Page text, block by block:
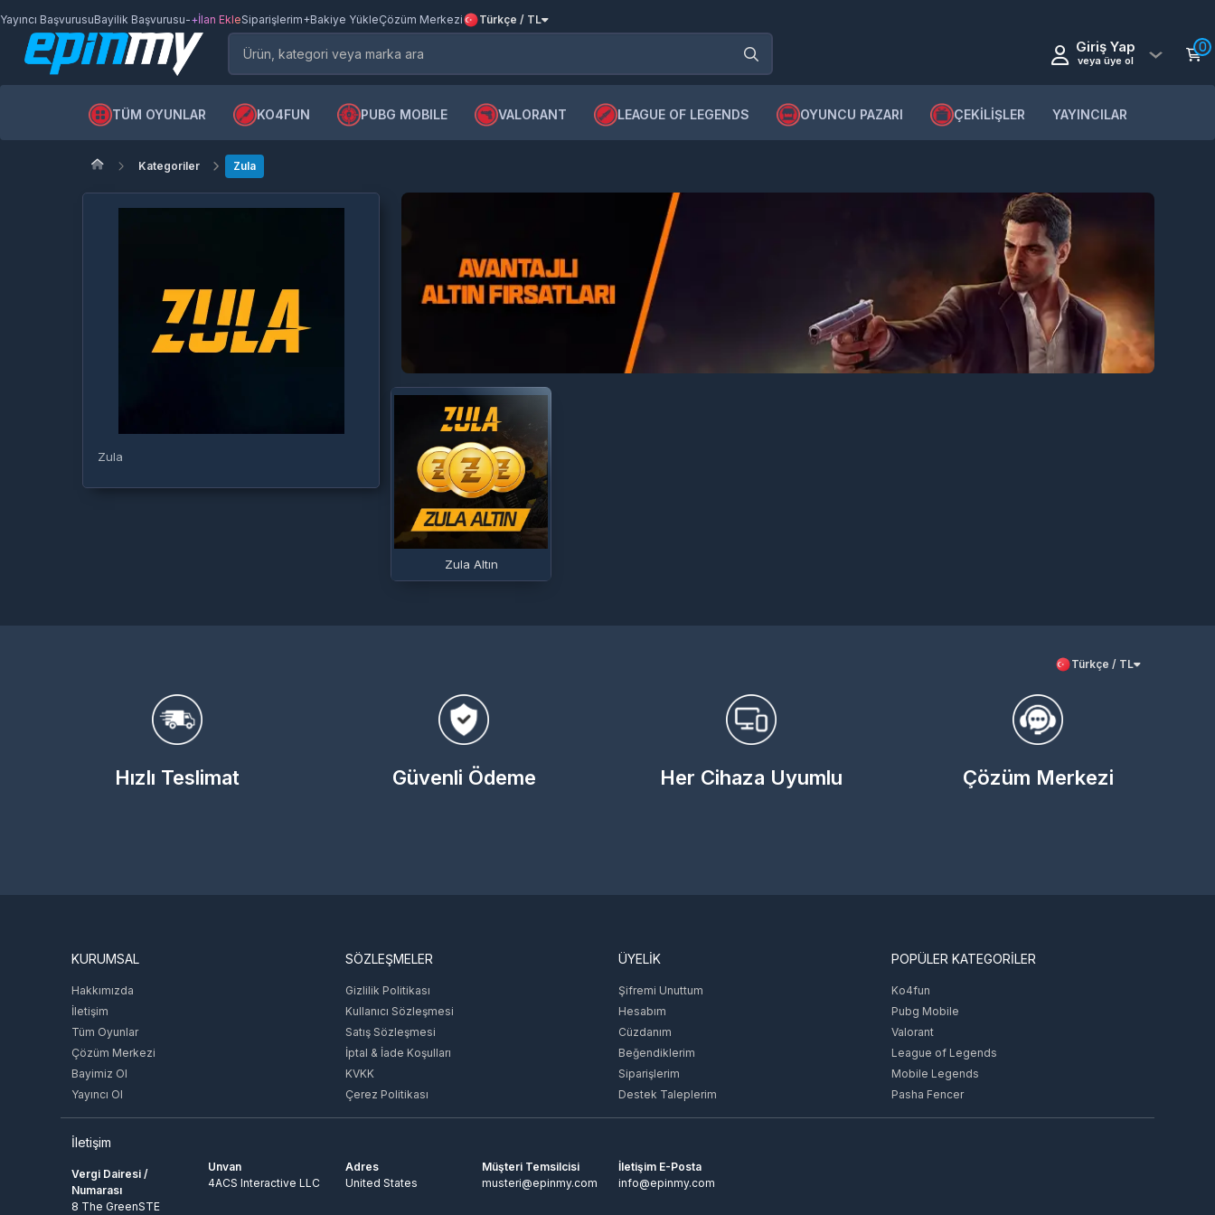
Yayıncı BaşvurusuBayilik Başvurusu-+İlan EkleSiparişlerim+Bakiye YükleÇözüm Merkezi Türkçe / TL
Giriş Yap
veya üye ol
0
TÜM OYUNLAR KO4FUN PUBG MOBILE VALORANT LEAGUE OF LEGENDS OYUNCU PAZARI ÇEKİLİŞLER YAYINCILAR
Kategoriler Zula
Zula
Zula Altın
Türkçe / TL
Hızlı Teslimat Güvenli Ödeme Her Cihaza Uyumlu Çözüm Merkezi
KURUMSAL
Hakkımızda
İletişim
Tüm Oyunlar
Çözüm Merkezi
Bayimiz Ol
Yayıncı Ol
SÖZLEŞMELER
Gizlilik Politikası
Kullanıcı Sözleşmesi
Satış Sözleşmesi
İptal & İade Koşulları
KVKK
Çerez Politikası
ÜYELİK
Şifremi Unuttum
Hesabım
Cüzdanım
Beğendiklerim
Siparişlerim
Destek Taleplerim
POPÜLER KATEGORİLER
Ko4fun
Pubg Mobile
Valorant
League of Legends
Mobile Legends
Pasha Fencer
İletişim
Vergi Dairesi /
Numarası
8 The GreenSTE
Unvan
4ACS Interactive LLC
Adres
United States
Müşteri Temsilcisi
musteri@epinmy.com
İletişim E-Posta
info@epinmy.com